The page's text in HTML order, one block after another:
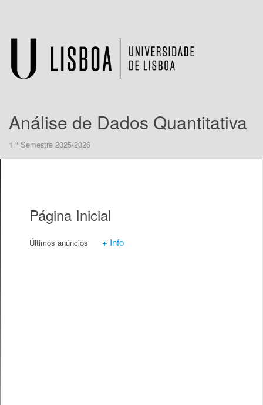
Análise de Dados Quantitativa
1.º Semestre 2025/2026
Página Inicial
Últimos anúncios + Info